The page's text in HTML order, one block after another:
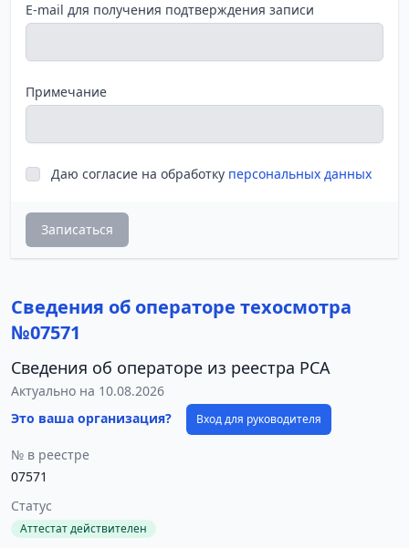
E-mail для получения подтверждения записи
Примечание
Даю согласие на обработку персональных данных
Записаться
Сведения об операторе техосмотра
№07571
Сведения об операторе из реестра РСА
Актуально на 10.08.2026
Это ваша организация?
Вход для руководителя
№ в реестре
07571
Статус
Аттестат действителен